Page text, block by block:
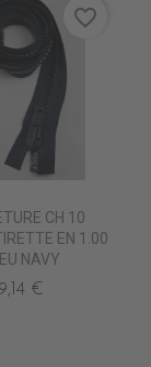
CH 10
EN 1.00
NAVY
9,14 €
favorite_border